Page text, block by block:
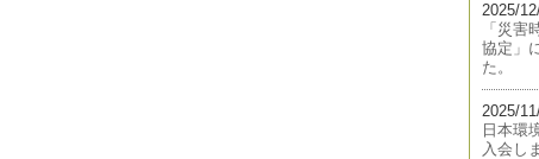
2025/
「災害
協定」
た。
2025/
日本環
入会し